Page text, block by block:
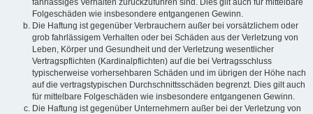
Folgeschäden wie insbesondere entgangenen Gewinn.
Die Haftung ist gegenüber Verbrauchern außer bei vorsätzlichem oder
grob fahrlässigem Verhalten oder bei Schäden aus der Verletzung von
Leben, Körper und Gesundheit und der Verletzung wesentlicher
Vertragspflichten (Kardinalpflichten) auf die bei Vertragsschluss
typischerweise vorhersehbaren Schäden und im übrigen der Höhe nach
auf die vertragstypischen Durchschnittsschäden begrenzt. Dies gilt auch
für mittelbare Folgeschäden wie insbesondere entgangenen Gewinn.
Die Haftung ist gegenüber Unternehmern außer bei der Verletzung von